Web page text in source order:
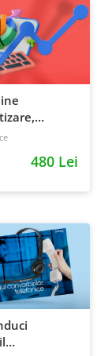
loializare:
de business
480 Lei